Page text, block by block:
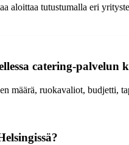
aloittaa tutustumalla eri
catering-palvelun
määrä, ruokavaliot, budjetti,